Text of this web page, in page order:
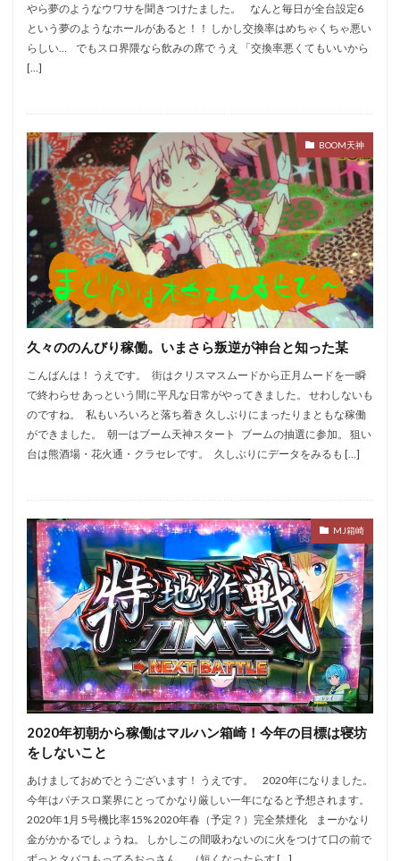
やら夢のようなウワサを聞きつけたました。 なんと毎日が全台設定6
という夢のようなホールがあると！！ しかし交換率はめちゃくちゃ悪い
らしい… でもスロ界隈なら飲みの席で うえ 「交換率悪くてもいいから
[…]
BOOM天神
久々ののんびり稼働。いまさら叛逆が神台と知った某
こんばんは！ うえです。 街はクリスマスムードから正月ムードを一瞬
で終わらせ あっという間に平凡な日常がやってきました。 せわしないも
のですね。 私もいろいろと落ち着き 久しぶりにまったりまともな稼働
ができました。 朝一はブーム天神スタート ブームの抽選に参加。 狙い
台は熊酒場・花火通・クラセレです。 久しぶりにデータをみるも […]
MJ箱崎
2020年初朝から稼働はマルハン箱崎！今年の目標は寝坊
をしないこと
あけましておめでとうございます！ うえです。 2020年になりました。
今年はパチスロ業界にとってかなり厳しい一年になると予想されます。
2020年1月 5号機比率15% 2020年春（予定？）完全禁煙化 まーかなり
金がかかるでしょうね。 しかしこの間吸わないのに火をつけて口の前で
ランキング
リゼロ 寺井一択
愛姫
ピラミッドアイ
設定4 絶対衝撃３
絶笑
設定
設定判別 絆 設定差
設定推測
設定看破
趣味打ち 転生 鉄拳3
鉄拳4
鏡
閉店チェック 集計 零
麻雀物語4
黄門ちゃま喝
絆2 笑うセールスマン
慶次
武威
戦コレ2 戦コレ６号機
戦国乙女暁
押し順
換金率 撤去 攻略
新花火
新鬼武者２
末尾 東京喰種 機械割
正月
沖っ娘
笑う 沖ドキ
炎炎の消防隊
熊酒場
牙狼 獣王 玉屋本店
番長
確変継続率
神台オブザイヤー
ビンゴ
1の付く日 ゆるせぽね
ひぐらし
ま
まど1 まど3 まどマギ
まどマギ1
にゃんぱす
アテナ直方 アネモネ
アプロ7
アラジン
アレックス イニD
イニシャルD
イベント
ウルフスロット
エウレカART
エムザス
エヴァ エヴァBT
はーです
どやまる
エヴァ約束の扉 G1
3戦突破
5号機
6号機 8の日 AKB勝利
bakyun
BOOM天神
cb直方 CC
dokyun
Dステ福岡本店
Dステ筑紫野 EVO2
GATE
たまぴー
GW HEY!鏡
LBエヴァ
L絶対衝撃
Twitter
zukyun いろはに愛姫
うしとら
おそ松さん
お盆 エヴァフェス
オバスロ
パーラーゾーン西新
ハッピー
ゾロ目